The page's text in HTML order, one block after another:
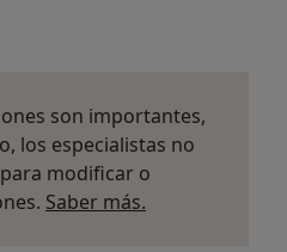
son importantes,
los especialistas no
modificar o
Saber más.